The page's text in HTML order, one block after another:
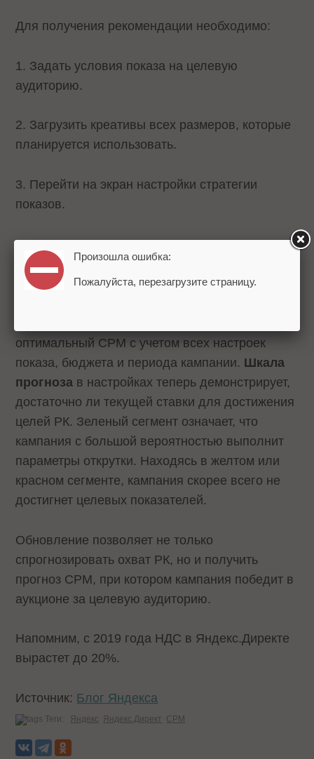
Для получения рекомендации необходимо:
1. Задать условия показа на целевую
аудиторию.
2. Загрузить креативы всех размеров, которые
планируется использовать.
3. Перейти на экран настройки стратегии
показов.
4. Если рекомендация устраивает, принять ее,
нажав на «Установить рекомендованную
цену».
оптимальный CPM с учетом всех настроек
показа, бюджета и периода кампании. Шкала
прогноза в настройках теперь демонстрирует,
достаточно ли текущей ставки для достижения
целей РК. Зеленый сегмент означает, что
кампания с большой вероятностью выполнит
параметры открутки. Находясь в желтом или
красном сегменте, кампания скорее всего не
достигнет целевых показателей.
Обновление позволяет не только
спрогнозировать охват РК, но и получить
прогноз CPM, при котором кампания победит в
аукционе за целевую аудиторию.
Напомним, с 2019 года НДС в Яндекс.Директе
вырастет до 20%.
Источник: Блог Яндекса
Теги: Яндекс Яндекс.Директ CPM
Произошла ошибка:
Пожалуйста, перезагрузите страницу.